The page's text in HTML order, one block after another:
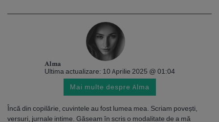
Alma
Ultima actualizare: 10 Aprilie 2025 @ 01:04
Mai multe despre Alma
Încă din copilărie, cuvintele au fost lumea mea. Scriam povești,
versuri, jurnale intime. Găseam în scris o modalitate de a mă